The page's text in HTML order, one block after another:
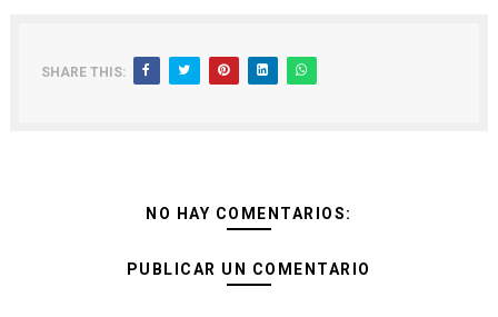
SHARE THIS:
NO HAY COMENTARIOS:
PUBLICAR UN COMENTARIO